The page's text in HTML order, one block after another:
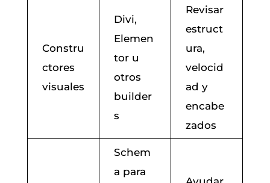
Constru
ctores
visuales
Divi,
Elemen
tor u
otros
builder
s
Revisar
estruct
ura,
velocid
ad y
encabe
zados
Schem
a para